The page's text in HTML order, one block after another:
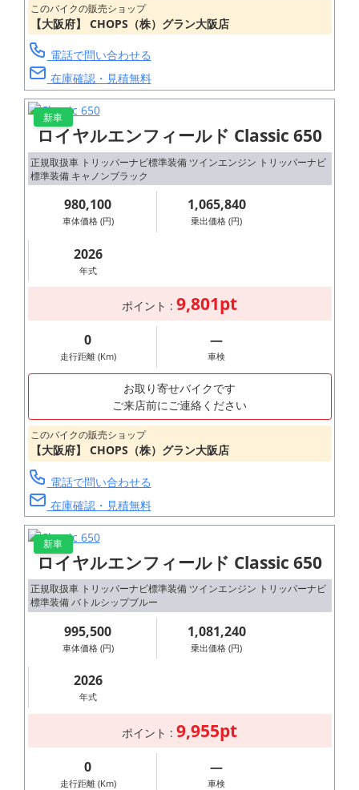
このバイクの販売ショップ
【大阪府】 CHOPS（株）グラン大阪店
電話で問い合わせる
在庫確認・見積無料
新車
ロイヤルエンフィールド Classic 650
正規取扱車 トリッパーナビ標準装備 ツインエンジン トリッパーナビ
標準装備 キャノンブラック
980,100
車体価格 (円)
1,065,840
乗出価格 (円)
2026
年式
ポイント : 9,801pt
0
走行距離 (Km)
―
車検
お取り寄せバイクです
ご来店前にご連絡ください
このバイクの販売ショップ
【大阪府】 CHOPS（株）グラン大阪店
電話で問い合わせる
在庫確認・見積無料
新車
ロイヤルエンフィールド Classic 650
正規取扱車 トリッパーナビ標準装備 ツインエンジン トリッパーナビ
標準装備 バトルシップブルー
995,500
車体価格 (円)
1,081,240
乗出価格 (円)
2026
年式
ポイント : 9,955pt
0
走行距離 (Km)
―
車検